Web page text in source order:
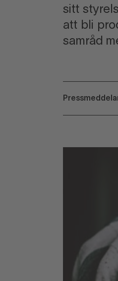
sitt
att bli
samråd